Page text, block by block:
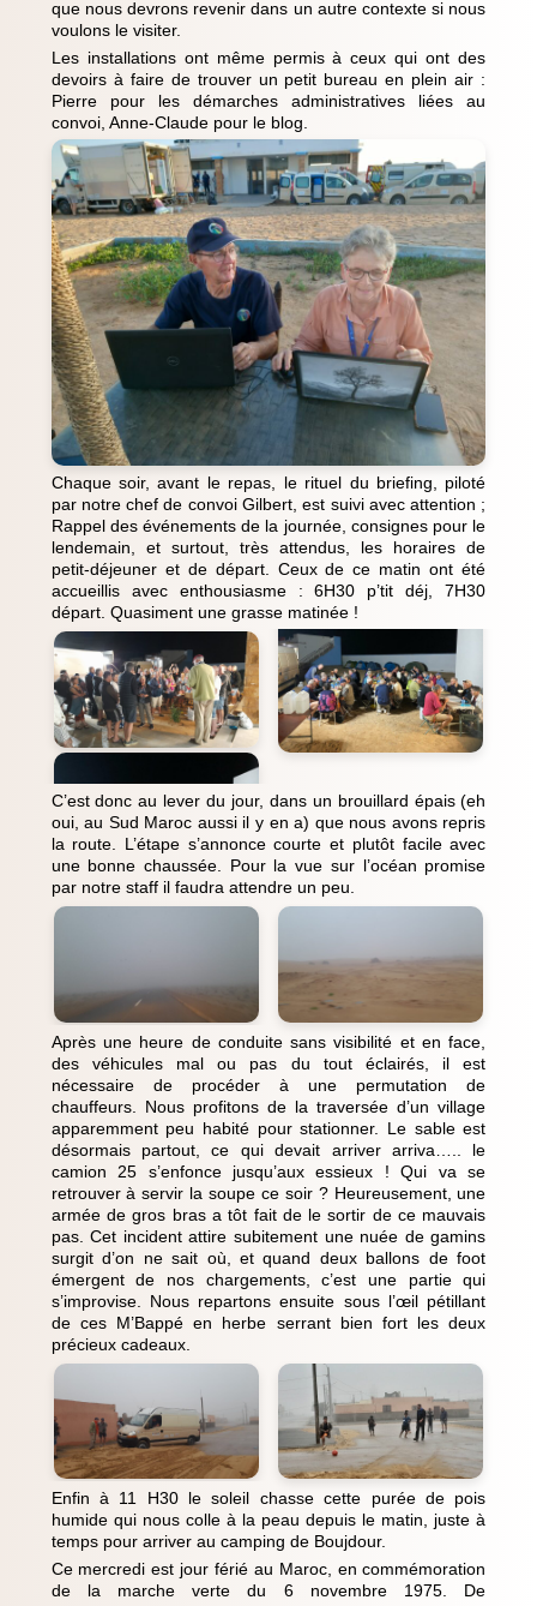
que nous devrons revenir dans un autre contexte si nous
voulons le visiter.
Les installations ont même permis à ceux qui ont des
devoirs à faire de trouver un petit bureau en plein air :
Pierre pour les démarches administratives liées au
convoi, Anne-Claude pour le blog.
Chaque soir, avant le repas, le rituel du briefing, piloté
par notre chef de convoi Gilbert, est suivi avec attention ;
Rappel des événements de la journée, consignes pour le
lendemain, et surtout, très attendus, les horaires de
petit-déjeuner et de départ. Ceux de ce matin ont été
accueillis avec enthousiasme : 6H30 p’tit déj, 7H30
départ. Quasiment une grasse matinée !
C’est donc au lever du jour, dans un brouillard épais (eh
oui, au Sud Maroc aussi il y en a) que nous avons repris
la route. L’étape s’annonce courte et plutôt facile avec
une bonne chaussée. Pour la vue sur l’océan promise
par notre staff il faudra attendre un peu.
Après une heure de conduite sans visibilité et en face,
des véhicules mal ou pas du tout éclairés, il est
nécessaire de procéder à une permutation de
chauffeurs. Nous profitons de la traversée d’un village
apparemment peu habité pour stationner. Le sable est
désormais partout, ce qui devait arriver arriva….. le
camion 25 s’enfonce jusqu’aux essieux ! Qui va se
retrouver à servir la soupe ce soir ? Heureusement, une
armée de gros bras a tôt fait de le sortir de ce mauvais
pas. Cet incident attire subitement une nuée de gamins
surgit d’on ne sait où, et quand deux ballons de foot
émergent de nos chargements, c’est une partie qui
s’improvise. Nous repartons ensuite sous l’œil pétillant
de ces M’Bappé en herbe serrant bien fort les deux
précieux cadeaux.
Enfin à 11 H30 le soleil chasse cette purée de pois
humide qui nous colle à la peau depuis le matin, juste à
temps pour arriver au camping de Boujdour.
Ce mercredi est jour férié au Maroc, en commémoration
de la marche verte du 6 novembre 1975. De